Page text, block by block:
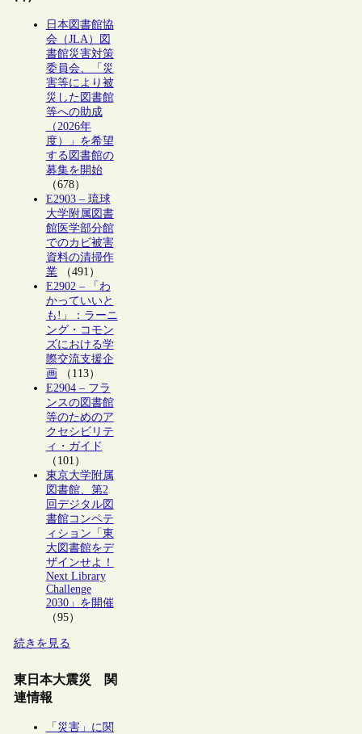
日本図書館協
会（JLA）図
書館災害対策
委員会、「災
害等により被
災した図書館
等への助成
（2026年
度）」を希望
する図書館の
募集を開始
（678）
E2903 – 琉球
大学附属図書
館医学部分館
でのカビ被害
資料の清掃作
業（491）
E2902 – 「わ
かっていいと
も!」：ラーニ
ング・コモン
ズにおける学
際交流支援企
画 （113）
E2904 – フラ
ンスの図書館
等のためのア
クセシビリテ
ィ・ガイド
（101）
東京大学附属
図書館、第2
回デジタル図
書館コンペテ
ィション「東
大図書館をデ
ザインせよ！
Next Library
Challenge
2030」を開催
（95）
続きを見る
東日本大震災 関
連情報
「災害」に関